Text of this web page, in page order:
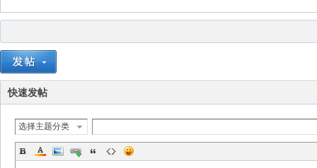
快速发帖
选择主题分类